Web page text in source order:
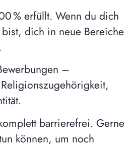
% erfüllt. Wenn du dich
dich in neue Bereiche
–
barrierefrei. Gerne
können, um noch